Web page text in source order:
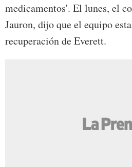
medicamentos'. El lunes, el
Jauron, dijo que el equipo
recuperación de Everett.